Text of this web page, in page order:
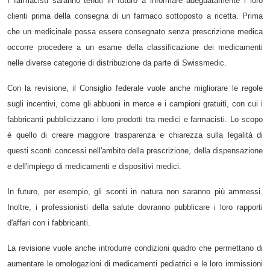
clienti prima della consegna di un farmaco sottoposto a ricetta. Prima
che un medicinale possa essere consegnato senza prescrizione medica
occorre procedere a un esame della classificazione dei medicamenti
nelle diverse categorie di distribuzione da parte di Swissmedic.
Con la revisione, il Consiglio federale vuole anche migliorare le regole
sugli incentivi, come gli abbuoni in merce e i campioni gratuiti, con cui i
fabbricanti pubblicizzano i loro prodotti tra medici e farmacisti. Lo scopo
è quello di creare maggiore trasparenza e chiarezza sulla legalità di
questi sconti concessi nell'ambito della prescrizione, della dispensazione
e dell'impiego di medicamenti e dispositivi medici.
In futuro, per esempio, gli sconti in natura non saranno più ammessi.
Inoltre, i professionisti della salute dovranno pubblicare i loro rapporti
d'affari con i fabbricanti.
La revisione vuole anche introdurre condizioni quadro che permettano di
aumentare le omologazioni di medicamenti pediatrici e le loro immissioni